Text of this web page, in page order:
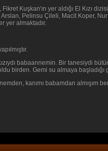
Kuşkan'ın yer aldığı El Kızı
Pelinsu Çileli, Macit Koper,
yer almaktadır.
babaannemin. Bir tanesiydi
birden. Gemi su almaya
kanımı babamdan almışım